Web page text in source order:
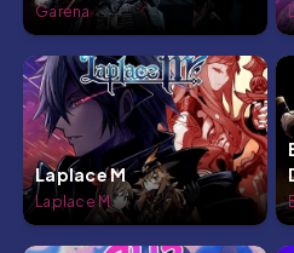
Garena
Laplace M
Laplace M